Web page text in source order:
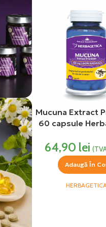
Mucuna Extract
60 capsule
64,90 lei
Adaugă În